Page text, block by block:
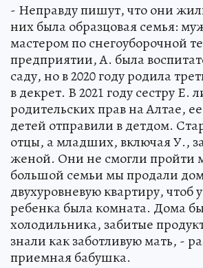
- Неправду пишут, что они
них была образцовая семья:
мастером по снегоуборочной
предприятии, А. была
саду, но в 2020 году родила
в декрет. В 2021 году сестру Е.
родительских прав на Алтае,
детей отправили в детдом.
отцы, а младших, включая У.,
женой. Они не смогли пройти
большой семьи мы продали
двухуровневую квартиру, чтоб
ребенка была комната. Дома
холодильника, забитые
знали как заботливую мать, -
приемная бабушка.